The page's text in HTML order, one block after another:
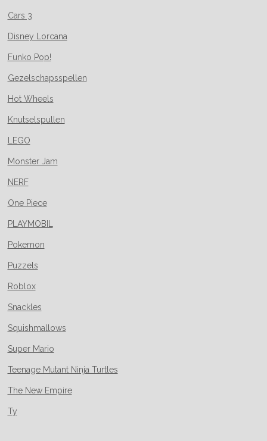
Cars 3
Disney Lorcana
Funko Pop!
Gezelschapsspellen
Hot Wheels
Knutselspullen
LEGO
Monster Jam
NERF
One Piece
PLAYMOBIL
Pokemon
Puzzels
Roblox
Snackles
Squishmallows
Super Mario
Teenage Mutant Ninja Turtles
The New Empire
Ty